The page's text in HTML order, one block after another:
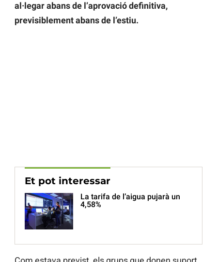
al·legar abans de l’aprovació definitiva,
previsiblement abans de l’estiu.
Et pot interessar
La tarifa de l’aigua pujarà un
4,58%